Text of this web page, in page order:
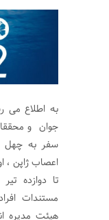
جوان و
سفر به چهل و
مستندات
هیئت مدیره